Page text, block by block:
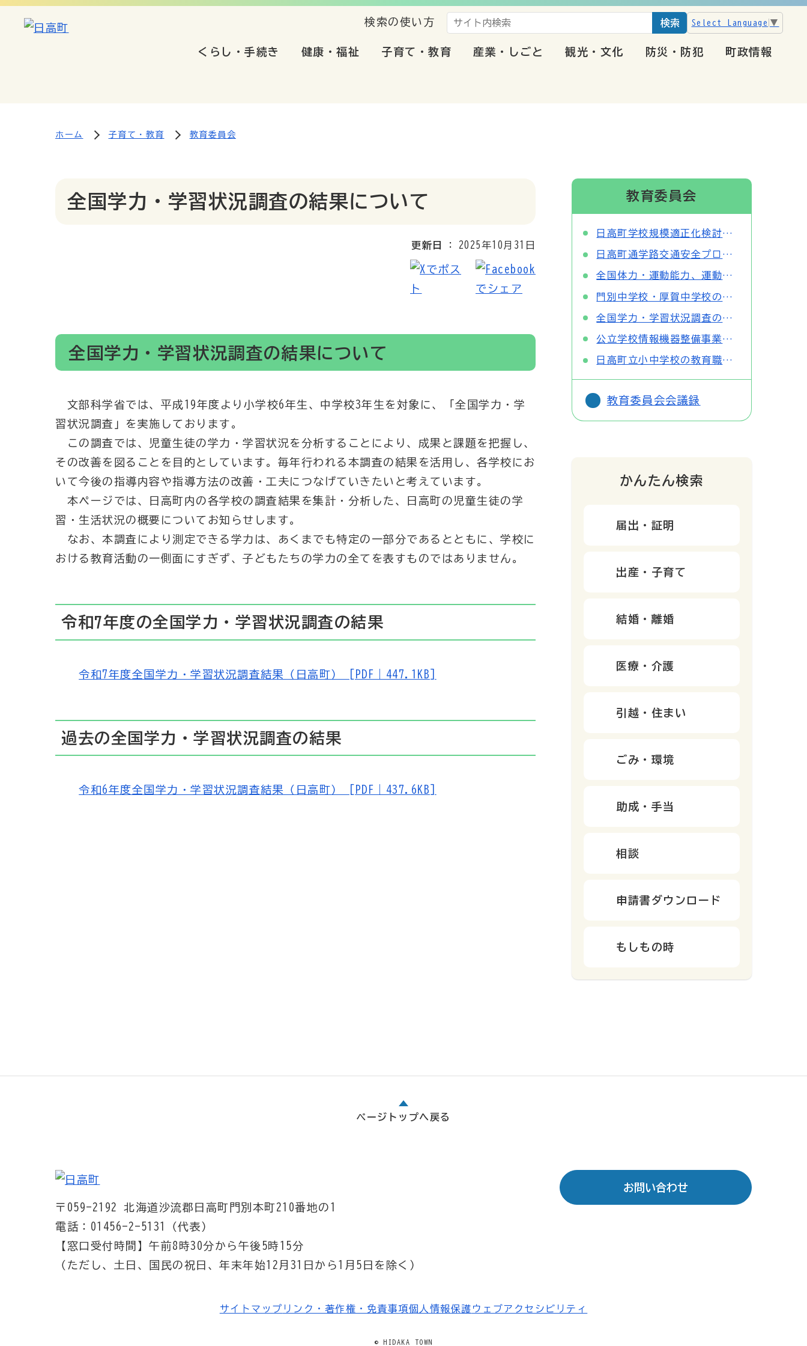
くらし・手続き 健康・福祉 子育て・教育 産業・しごと 観光・文化 防災・防犯 町政情報
検索の使い方 検索 Select Language ▼
ホーム 子育て・教育 教育委員会
全国学力・学習状況調査の結果について
更新日 2025年10月31日
全国学力・学習状況調査の結果について
文部科学省では、平成19年度より小学校6年生、中学校3年生を対象に、「全国学力・学
習状況調査」を実施しております。
この調査では、児童生徒の学力・学習状況を分析することにより、成果と課題を把握し、
その改善を図ることを目的としています。毎年行われる本調査の結果を活用し、各学校にお
いて今後の指導内容や指導方法の改善・工夫につなげていきたいと考えています。
本ページでは、日高町内の各学校の調査結果を集計・分析した、日高町の児童生徒の学
習・生活状況の概要についてお知らせします。
なお、本調査により測定できる学力は、あくまでも特定の一部分であるとともに、学校に
おける教育活動の一側面にすぎず、子どもたちの学力の全てを表すものではありません。
令和7年度の全国学力・学習状況調査の結果
令和7年度全国学力・学習状況調査結果（日高町） [PDF｜447.1KB]
過去の全国学力・学習状況調査の結果
令和6年度全国学力・学習状況調査結果（日高町） [PDF｜437.6KB]
教育委員会
日高町学校規模適正化検討委員会委員の公募について
日高町通学路交通安全プログラム
全国体力・運動能力、運動習慣等調査の結果について
門別中学校・厚賀中学校の統合に関するアンケート結果について
全国学力・学習状況調査の結果について
公立学校情報機器整備事業に係る各種計画の公表について
日高町立小中学校の教育職員に係る時間外在校等時間（超過時間）について
教育委員会会議録
かんたん検索
届出・証明
出産・子育て
結婚・離婚
医療・介護
引越・住まい
ごみ・環境
助成・手当
相談
申請書ダウンロード
もしもの時
ページトップへ戻る
〒059-2192 北海道沙流郡日高町門別本町210番地の1
電話：01456-2-5131（代表）
【窓口受付時間】 午前8時30分から午後5時15分
（ただし、土日、国民の祝日、年末年始12月31日から1月5日を除く）
お問い合わせ
サイトマップ リンク・著作権・免責事項個人情報保護 ウェブアクセシビリティ
© HIDAKA TOWN